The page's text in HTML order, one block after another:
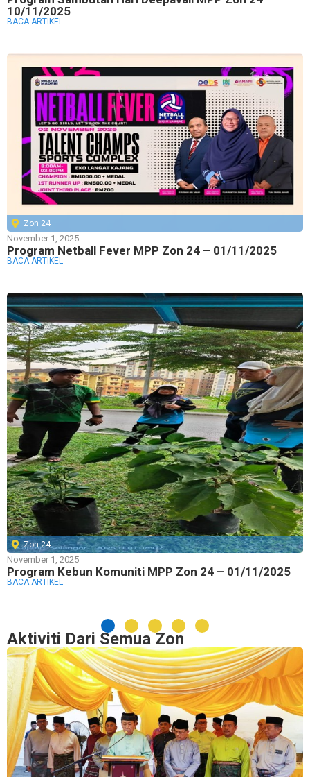
10/11/2025
BACA ARTIKEL
Zon 24
November 1, 2025
Program Netball Fever MPP Zon 24 – 01/11/2025
BACA ARTIKEL
Zon 24
November 1, 2025
Program Kebun Komuniti MPP Zon 24 – 01/11/2025
BACA ARTIKEL
Aktiviti Dari Semua Zon